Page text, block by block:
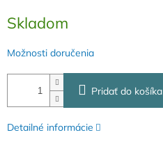
cena:
Skladom
Možnosti doručenia
Pridať do košíka
Detailné informácie